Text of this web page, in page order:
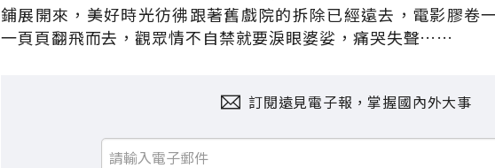
鋪展開來，美好時光彷彿跟著舊戲院的拆除已經遠去，電影膠卷
一頁頁翻飛而去，觀眾情不自禁就要淚眼婆娑，痛哭失聲……
訂閱遠見電子報，掌握國內外大事